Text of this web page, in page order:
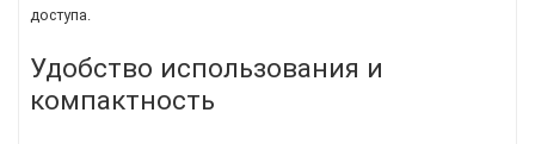
доступа.
Удобство использования и
компактность